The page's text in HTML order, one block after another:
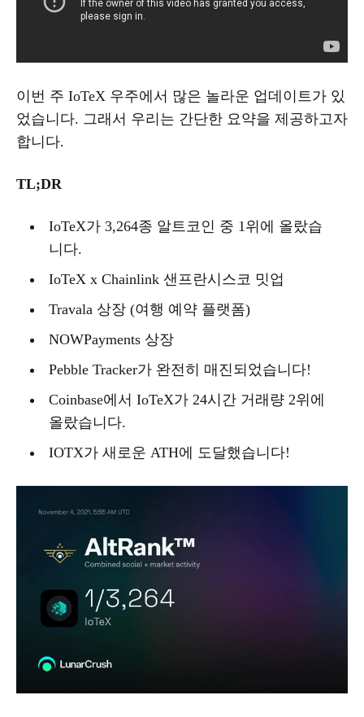
이번 주 IoTeX 우주에서 많은 놀라운 업데이트가 있
었습니다. 그래서 우리는 간단한 요약을 제공하고자
합니다.
TL;DR
IoTeX가 3,264종 알트코인 중 1위에 올랐습
니다.
IoTeX x Chainlink 샌프란시스코 밋업
Travala 상장 (여행 예약 플랫폼)
NOWPayments 상장
Pebble Tracker가 완전히 매진되었습니다!
Coinbase에서 IoTeX가 24시간 거래량 2위에
올랐습니다.
IOTX가 새로운 ATH에 도달했습니다!